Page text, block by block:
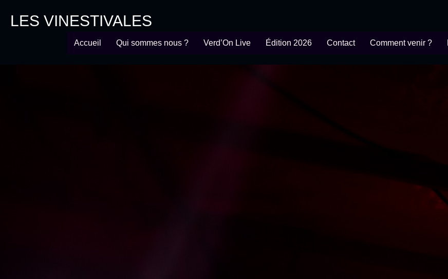
LES VINESTIVALES
Accueil Qui sommes nous ? Verd’On Live Édition 2026 Contact Comment venir ?